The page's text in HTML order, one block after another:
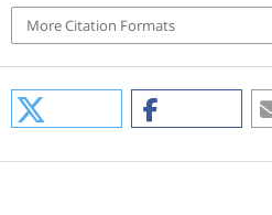
More Citation Formats